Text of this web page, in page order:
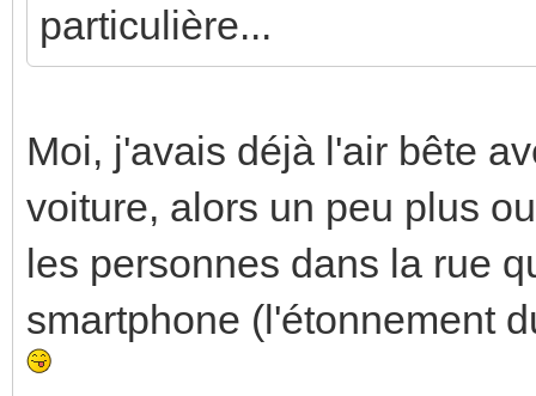
particulière...
Moi, j'avais déjà l'air bête
voiture, alors un peu plus
les personnes dans la rue
smartphone (l'étonnement